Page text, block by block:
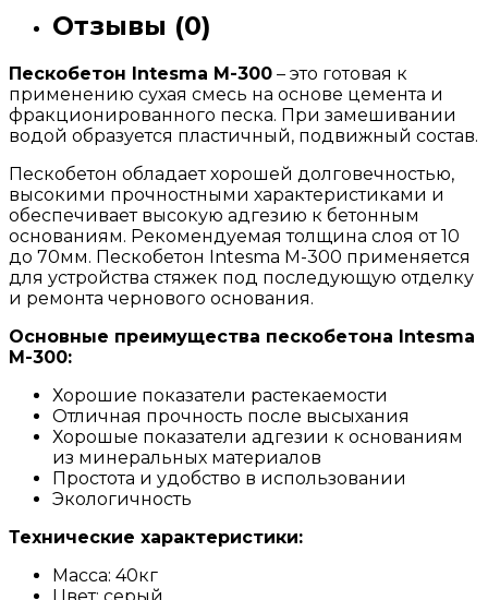
Отзывы (0)
Пескобетон Intesma М-300 – это готовая к
применению сухая смесь на основе цемента и
фракционированного песка. При замешивании
водой образуется пластичный, подвижный состав.
Пескобетон обладает хорошей долговечностью,
высокими прочностными характеристиками и
обеспечивает высокую адгезию к бетонным
основаниям. Рекомендуемая толщина слоя от 10
до 70мм. Пескобетон Intesma М-300 применяется
для устройства стяжек под последующую отделку
и ремонта чернового основания.
Основные преимущества пескобетона Intesma
М-300:
Хорошие показатели растекаемости
Отличная прочность после высыхания
Хорошые показатели адгезии к основаниям
из минеральных материалов
Простота и удобство в использовании
Экологичность
Технические характеристики:
Масса: 40кг
Цвет: серый